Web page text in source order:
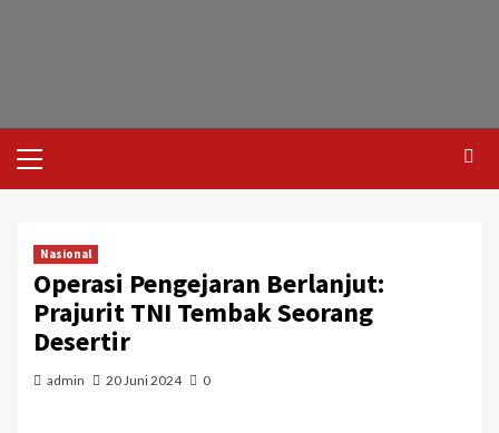
Nasional
Operasi Pengejaran Berlanjut:
Prajurit TNI Tembak Seorang
Desertir
admin 20 Juni 2024 0